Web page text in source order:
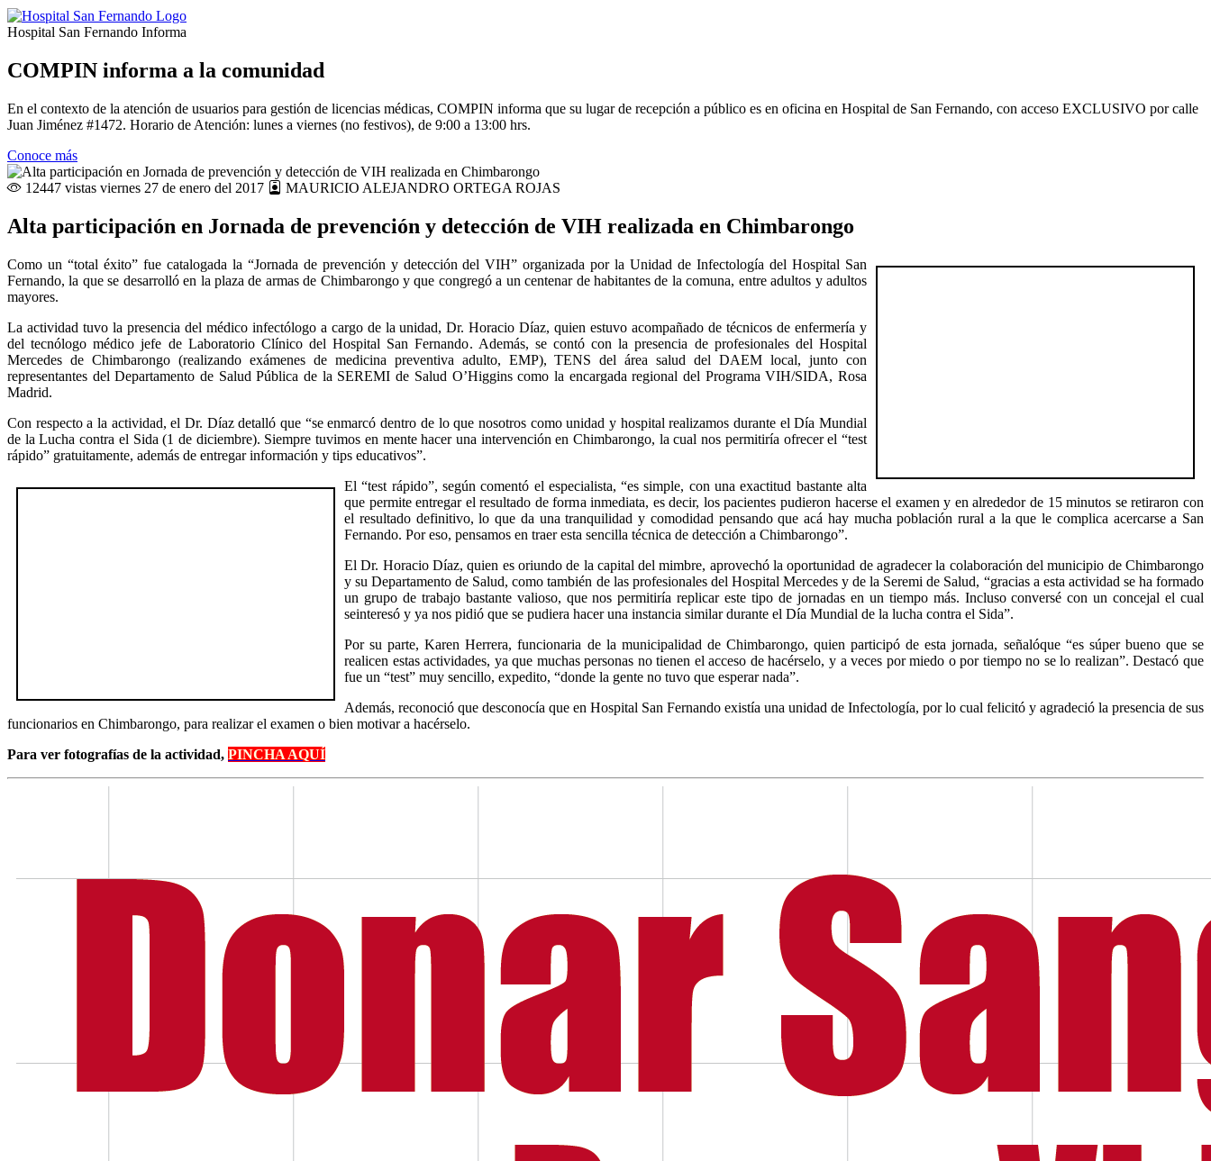
Hospital San Fernando Informa
COMPIN informa a la comunidad
En el contexto de la atención de usuarios para gestión de licencias médicas, COMPIN informa que su lugar de recepción a público es en oficina en Hospital de San Fernando, con acceso EXCLUSIVO por calle
Juan Jiménez #1472. Horario de Atención: lunes a viernes (no festivos), de 9:00 a 13:00 hrs.
Conoce más
12447 vistas viernes 27 de enero del 2017 MAURICIO ALEJANDRO ORTEGA ROJAS
Alta participación en Jornada de prevención y detección de VIH realizada en Chimbarongo
Como un “total éxito” fue catalogada la “Jornada de prevención y detección del VIH” organizada por la Unidad de Infectología del Hospital San
Fernando, la que se desarrolló en la plaza de armas de Chimbarongo y que congregó a un centenar de habitantes de la comuna, entre adultos y adultos
mayores.
La actividad tuvo la presencia del médico infectólogo a cargo de la unidad, Dr. Horacio Díaz, quien estuvo acompañado de técnicos de enfermería y
del tecnólogo médico jefe de Laboratorio Clínico del Hospital San Fernando. Además, se contó con la presencia de profesionales del Hospital
Mercedes de Chimbarongo (realizando exámenes de medicina preventiva adulto, EMP), TENS del área salud del DAEM local, junto con
representantes del Departamento de Salud Pública de la SEREMI de Salud O’Higgins como la encargada regional del Programa VIH/SIDA, Rosa
Madrid.
Con respecto a la actividad, el Dr. Díaz detalló que “se enmarcó dentro de lo que nosotros como unidad y hospital realizamos durante el Día Mundial
de la Lucha contra el Sida (1 de diciembre). Siempre tuvimos en mente hacer una intervención en Chimbarongo, la cual nos permitiría ofrecer el “test
rápido” gratuitamente, además de entregar información y tips educativos”.
El “test rápido”, según comentó el especialista, “es simple, con una exactitud bastante alta
que permite entregar el resultado de forma inmediata, es decir, los pacientes pudieron hacerse el examen y en alrededor de 15 minutos se retiraron con
el resultado definitivo, lo que da una tranquilidad y comodidad pensando que acá hay mucha población rural a la que le complica acercarse a San
Fernando. Por eso, pensamos en traer esta sencilla técnica de detección a Chimbarongo”.
El Dr. Horacio Díaz, quien es oriundo de la capital del mimbre, aprovechó la oportunidad de agradecer la colaboración del municipio de Chimbarongo
y su Departamento de Salud, como también de las profesionales del Hospital Mercedes y de la Seremi de Salud, “gracias a esta actividad se ha formado
un grupo de trabajo bastante valioso, que nos permitiría replicar este tipo de jornadas en un tiempo más. Incluso conversé con un concejal el cual
seinteresó y ya nos pidió que se pudiera hacer una instancia similar durante el Día Mundial de la lucha contra el Sida”.
Por su parte, Karen Herrera, funcionaria de la municipalidad de Chimbarongo, quien participó de esta jornada, señalóque “es súper bueno que se
realicen estas actividades, ya que muchas personas no tienen el acceso de hacérselo, y a veces por miedo o por tiempo no se lo realizan”. Destacó que
fue un “test” muy sencillo, expedito, “donde la gente no tuvo que esperar nada”.
Además, reconoció que desconocía que en Hospital San Fernando existía una unidad de Infectología, por lo cual felicitó y agradeció la presencia de sus
funcionarios en Chimbarongo, para realizar el examen o bien motivar a hacérselo.
Para ver fotografías de la actividad, PINCHA AQUÍ